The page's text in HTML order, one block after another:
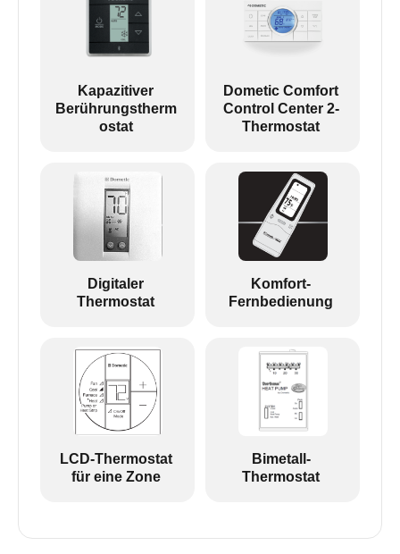
Kapazitiver
Berührungstherm
ostat
Dometic Comfort
Control Center 2-
Thermostat
Digitaler
Thermostat
Komfort-
Fernbedienung
LCD-Thermostat
für eine Zone
Bimetall-
Thermostat